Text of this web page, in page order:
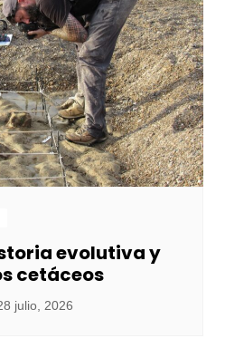
evolutiva y
cetáceos
julio, 2026